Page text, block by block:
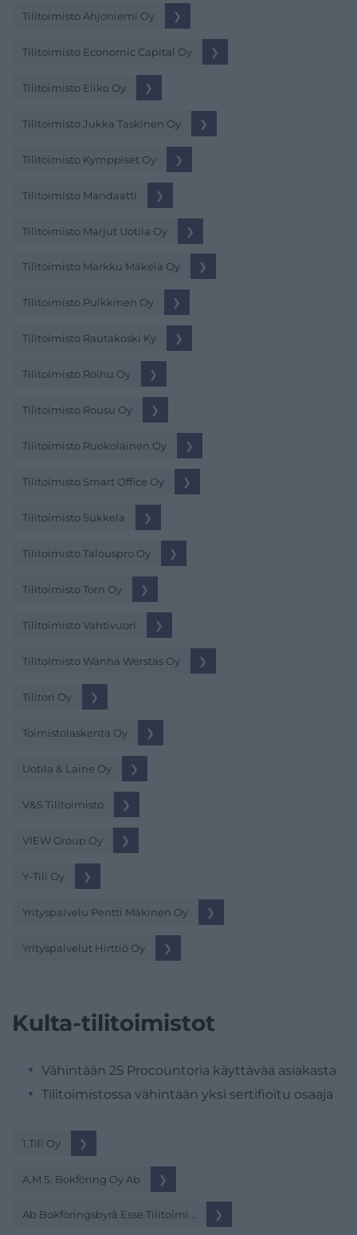
Tilitoimisto Ahjoniemi Oy ❯
Tilitoimisto Economic Capital Oy ❯
Tilitoimisto Eliko Oy ❯
Tilitoimisto Jukka Taskinen Oy ❯
Tilitoimisto Kymppiset Oy ❯
Tilitoimisto Mandaatti ❯
Tilitoimisto Marjut Uotila Oy ❯
Tilitoimisto Markku Mäkelä Oy ❯
Tilitoimisto Pulkkinen Oy ❯
Tilitoimisto Rautakoski Ky ❯
Tilitoimisto Roihu Oy ❯
Tilitoimisto Rousu Oy ❯
Tilitoimisto Ruokolainen Oy ❯
Tilitoimisto Smart Office Oy ❯
Tilitoimisto Sukkela ❯
Tilitoimisto Talouspro Oy ❯
Tilitoimisto Torn Oy ❯
Tilitoimisto Vahtivuori ❯
Tilitoimisto Wanha Werstas Oy ❯
Tilitori Oy ❯
Toimistolaskenta Oy ❯
Uotila & Laine Oy ❯
V&S Tilitoimisto ❯
VIEW Group Oy ❯
Y-Tili Oy ❯
Yrityspalvelu Pentti Mäkinen Oy ❯
Yrityspalvelut Hirttiö Oy ❯
Kulta-tilitoimistot
Vähintään 25 Procountoria käyttävää asiakasta
Tilitoimistossa vähintään yksi sertifioitu osaaja
1.Tili Oy ❯
A.M.S. Bokföring Oy Ab ❯
Ab Bokföringsbyrå Esse Tilitoimi... ❯